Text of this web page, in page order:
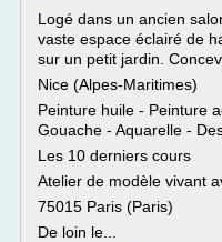
Logé dans un ancien
vaste espace éclairé de
sur un petit jardin.
Nice (Alpes-Maritimes)
Peinture huile - Peinture
Gouache - Aquarelle -
Les 10 derniers cours
Atelier de modèle vivant
75015 Paris (Paris)
De loin le...